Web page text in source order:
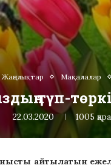
Жаңалықтар Мақалалар
түп-
22.03.2020 1005
айтылатын